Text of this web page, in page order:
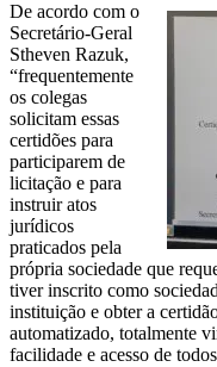
De acordo com o
Secretário-Geral
Stheven Razuk,
“frequentemente
os colegas
solicitam essas
certidões para
participarem de
licitação e para
instruir atos
jurídicos
praticados pela
própria sociedade que
tiver inscrito como
instituição e obter a
automatizado, totalmente
facilidade e acesso de